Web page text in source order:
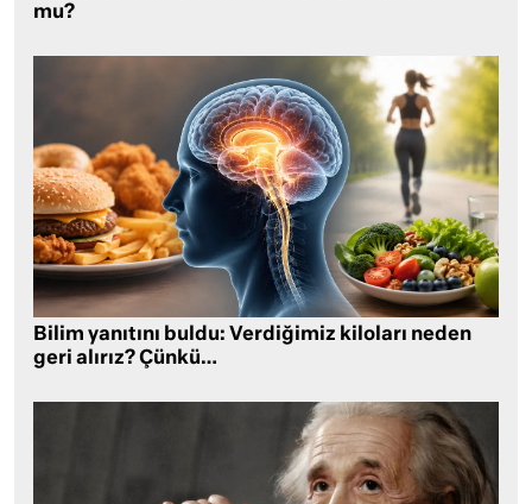
mu?
Bilim yanıtını buldu: Verdiğimiz kiloları neden
geri alırız? Çünkü…